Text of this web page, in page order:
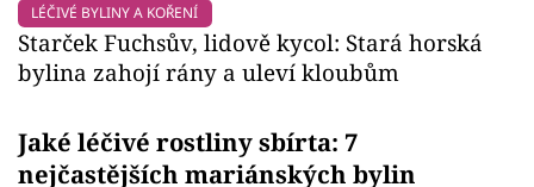
LÉČIVÉ BYLINY A KOŘENÍ
Starček Fuchsův, lidově kycol: Stará horská
bylina zahojí rány a uleví kloubům
Jaké léčivé rostliny sbírta: 7
nejčastějších mariánských bylin